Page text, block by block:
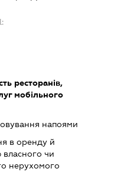
ресторанів,
мобільного
напоями
в оренду й
власного чи
нерухомого